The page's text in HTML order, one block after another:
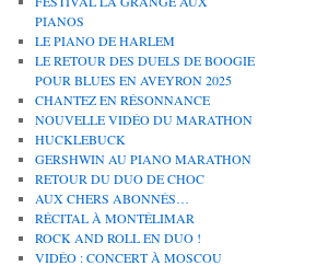
PIANOS
LE PIANO DE HARLEM
LE RETOUR DES DUELS DE BOOGIE
POUR BLUES EN AVEYRON 2025
CHANTEZ EN RÉSONNANCE
NOUVELLE VIDÉO DU MARATHON
HUCKLEBUCK
GERSHWIN AU PIANO MARATHON
RETOUR DU DUO DE CHOC
AUX CHERS ABONNÉS…
RÉCITAL À MONTÉLIMAR
ROCK AND ROLL EN DUO !
VIDÉO : CONCERT À MOSCOU